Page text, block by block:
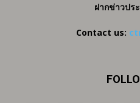
ฝากข่าวปร
Contact us: